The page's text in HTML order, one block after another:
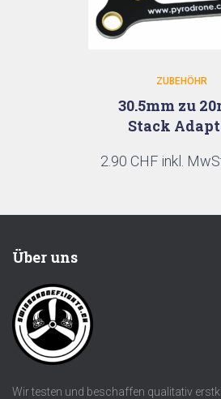
ZUBEHÖHR
30.5mm zu
Stack
2.90 CHF inkl.
Über uns
Wir testen und beschaffen qualitativ